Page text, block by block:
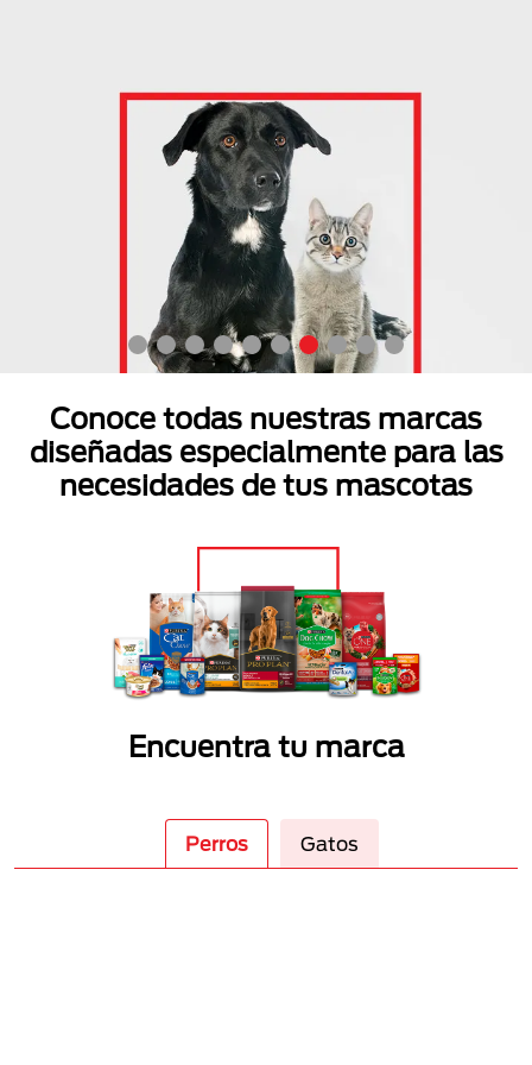
Conoce todas nuestras marcas
diseñadas especialmente para las
necesidades de tus mascotas
Encuentra tu marca
Perros Gatos